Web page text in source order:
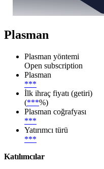
Plasman
Plasman yöntemi
Open subscription
Plasman
***
İlk ihraç fiyatı (getiri)
(***%)
Plasman coğrafyası
***
Yatırımcı türü
***
Katılımcılar